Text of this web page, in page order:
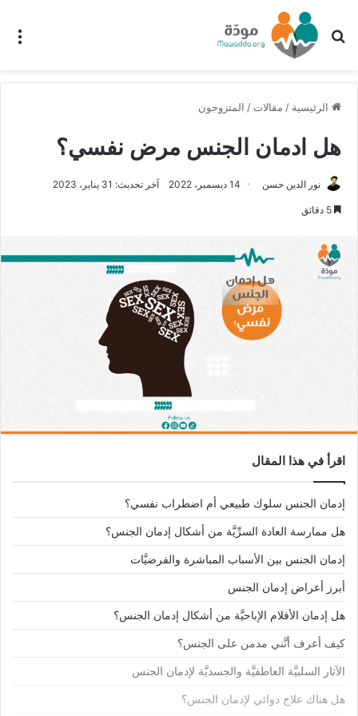
بحث عن
الرئيسية / مقالات / المتزوجون
هل ادمان الجنس مرض نفسي؟
نور الدين حسن 14 ديسمبر، 2022 آخر تحديث: 31 يناير، 2023
اقرأ في هذا المقال
إدمان الجنس سلوك طبيعي أم اضطراب نفسي؟
هل ممارسة العادة السرِّيَّة من أشكال إدمان الجنس؟
إدمان الجنس بين الأسباب المباشرة والفرضيَّات
أبرز أعراض إدمان الجنس
هل إدمان الأفلام الإباحيَّة من أشكال إدمان الجنس؟
كيف أعرف أنَّني مدمن على الجنس؟
الآثار السلبيَّة العاطفيَّة والجسديَّة لإدمان الجنس
هل هناك علاج دوائي لإدمان الجنس؟